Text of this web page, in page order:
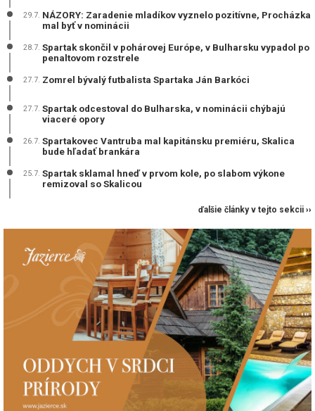
29.7. NÁZORY: Zaradenie mladíkov vyznelo pozitívne, Procházka
mal byť v nominácii
28.7. Spartak skončil v pohárovej Európe, v Bulharsku vypadol po
penaltovom rozstrele
27.7. Zomrel bývalý futbalista Spartaka Ján Barkóci
27.7. Spartak odcestoval do Bulharska, v nominácii chýbajú
viaceré opory
26.7. Spartakovec Vantruba mal kapitánsku premiéru, Skalica
bude hľadať brankára
25.7. Spartak sklamal hneď v prvom kole, po slabom výkone
remizoval so Skalicou
ďalšie články v tejto sekcii ››